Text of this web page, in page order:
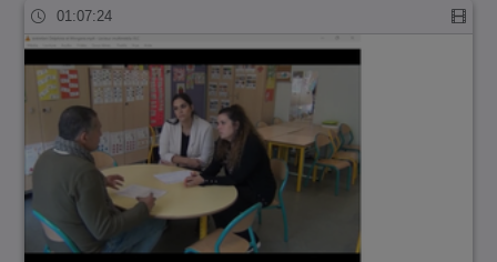
01:07:24